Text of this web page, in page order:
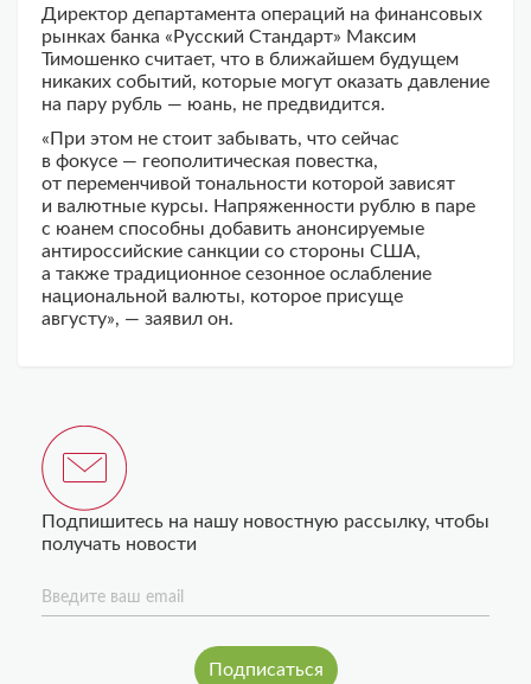
Директор департамента операций на финансовых
рынках банка «Русский Стандарт» Максим
Тимошенко считает, что в ближайшем будущем
никаких событий, которые могут оказать давление
на пару рубль — юань, не предвидится.
«При этом не стоит забывать, что сейчас
в фокусе — геополитическая повестка,
от переменчивой тональности которой зависят
и валютные курсы. Напряженности рублю в паре
с юанем способны добавить анонсируемые
антироссийские санкции со стороны США,
а также традиционное сезонное ослабление
национальной валюты, которое присуще
августу», — заявил он.
Подпишитесь на нашу новостную рассылку, чтобы
получать новости
Введите ваш email